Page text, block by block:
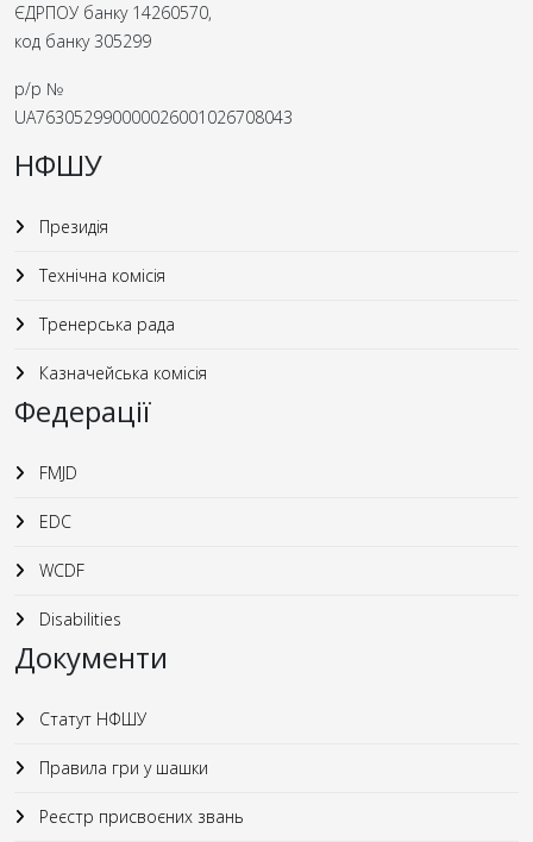
ЄДРПОУ банку 14260570,
код банку 305299
р/р №
UA763052990000026001026708043
НФШУ
Президія
Технічна комісія
Тренерська рада
Казначейська комісія
Федерації
FMJD
EDC
WCDF
Disabilities
Документи
Статут НФШУ
Правила гри у шашки
Реєстр присвоєних звань